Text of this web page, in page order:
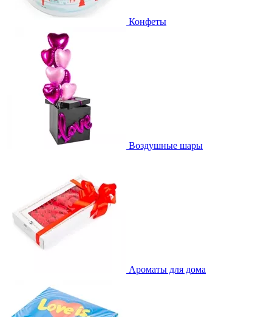
Конфеты
Воздушные шары
Ароматы для дома